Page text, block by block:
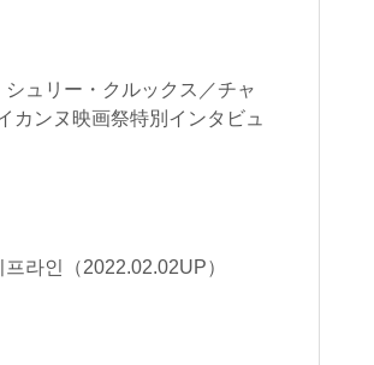
ュリー・クルックス／チャ
カンヌ映画祭特別インタビュ
라인（2022.02.02UP）